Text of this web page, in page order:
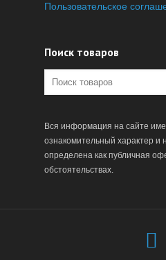
Пользовательское
Поиск товаров
Вся информация на сайте
ознакомительный характер и
определена как публичная
обстоятельствах.